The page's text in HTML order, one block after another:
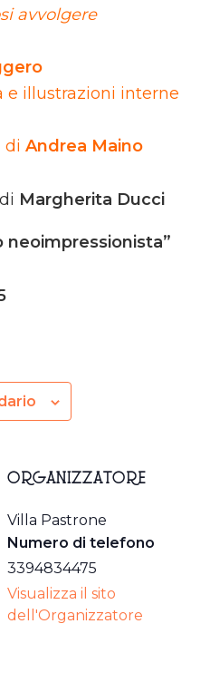
avvolgere
illustrazioni interne
diAndrea Maino
Margherita Ducci
neoimpressionista”
ORGANIZZATORE
Villa Pastrone
Numero di telefono
3394834475
Visualizza il sito
dell'Organizzatore